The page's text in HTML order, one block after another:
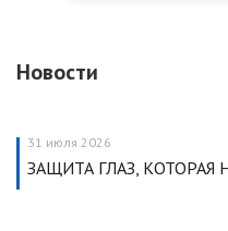
Новости
31 июля 2026
ЗАЩИТА ГЛАЗ, КОТОРАЯ